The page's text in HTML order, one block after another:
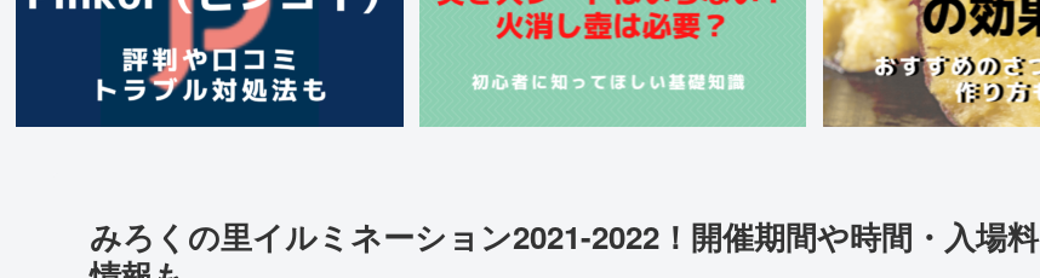
みろくの里イルミネーション2021-2022！開催期間や時間・入場料